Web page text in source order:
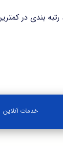
زمان با ثبت
خدمات آنلاین